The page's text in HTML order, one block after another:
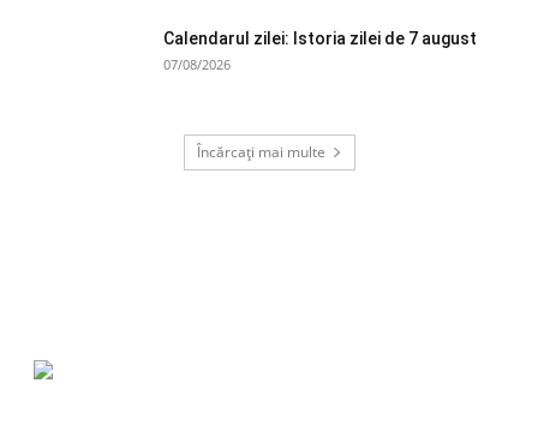
Calendarul zilei: Istoria zilei de 7 august
07/08/2026
Încărcați mai multe